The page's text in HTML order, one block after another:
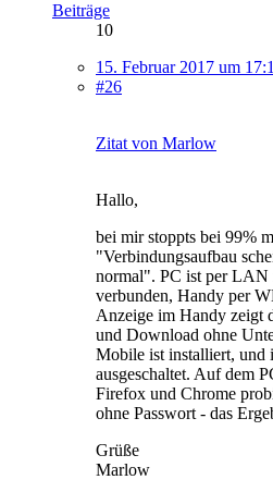
Beiträge
10
15. Februar 2017 um
#26
Zitat von Marlow
Hallo,
bei mir stoppts bei 99%
"Verbindungsaufbau
normal". PC ist per LAN
verbunden, Handy per
Anzeige im Handy zeigt
und Download ohne
Mobile ist installiert, und
ausgeschaltet. Auf dem
Firefox und Chrome
ohne Passwort - das
Grüße
Marlow